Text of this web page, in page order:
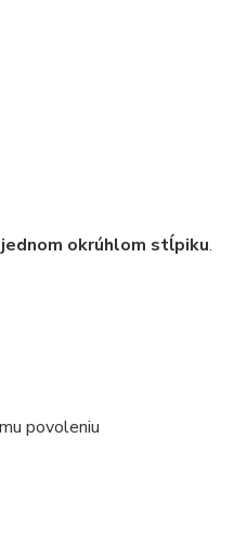
okrúhlom stĺpiku.
povoleniu